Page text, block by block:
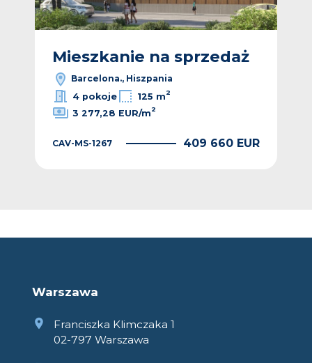
Mieszkanie na sprzedaż
Barcelona., Hiszpania
4 pokoje
125 m2
3 277,28 EUR/m2
CAV-MS-1267 409 660 EUR
Warszawa
Franciszka Klimczaka 1
02-797 Warszawa